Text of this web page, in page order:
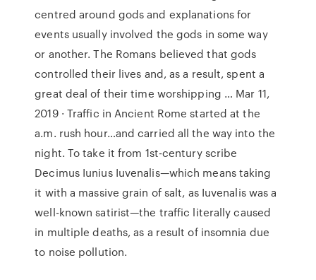
centred around gods and explanations for
events usually involved the gods in some way
or another. The Romans believed that gods
controlled their lives and, as a result, spent a
great deal of their time worshipping … Mar 11,
2019 · Traffic in Ancient Rome started at the
a.m. rush hour…and carried all the way into the
night. To take it from 1st-century scribe
Decimus Iunius Iuvenalis—which means taking
it with a massive grain of salt, as Iuvenalis was a
well-known satirist—the traffic literally caused
in multiple deaths, as a result of insomnia due
to noise pollution.